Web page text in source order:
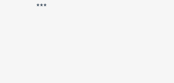
***